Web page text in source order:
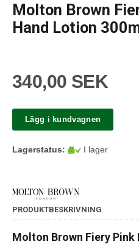
Molton Brown
Hand Lotion
340,00 SEK
Lägg i kundvagnen
Lagerstatus: I lager
PRODUKTBESKRIVNING
Molton Brown Fiery Pink